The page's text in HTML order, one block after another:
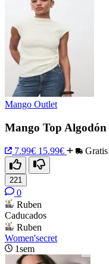
Mango Outlet
Mango Top
7.99€ 15.99€ Gratis
221
0
Ruben
Caducados
Ruben
Women'secret
1sem